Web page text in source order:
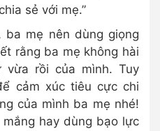
sẻ với mẹ.”
ba mẹ nên dùng giọng
rằng ba mẹ không hài
vừa rồi của mình. Tuy
cảm xúc tiêu cực chi
của mình ba mẹ nhé!
hay dùng bạo lực